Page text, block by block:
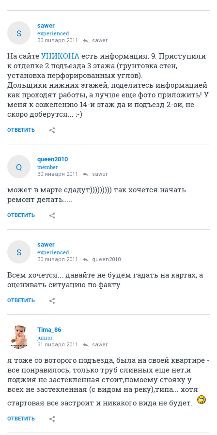
S
sawer
experienced
30 января 2011 sawer
На сайте УНИКОНА есть информация: 9. Приступили
к отделке 2 подъезда 3 этажа (грунтовка стен,
установка перфорированных углов).
Дольщики нижних этажей, поделитесь информацией
как проходят работы, а лучше еще фото приложить! У
меня к сожелению 14-й этаж да и подъезд 2-ой, не
скоро доберутся... :-)
ОТВЕТИТЬ
Q
queen2010
member
30 января 2011 sawer
может в марте сдадут))))))))) так хочется начать
ремонт делать.....
ОТВЕТИТЬ
S
sawer
experienced
30 января 2011 queen2010
Всем хочется... давайте не будем гадать на картах, а
оценивать ситуацию по факту.
ОТВЕТИТЬ
Tima_86
junior
31 января 2011 sawer
я тоже со воторого подъезда, была на своей квартире -
все понравилось, только труб сливных еще нет,и
лоджия не застекленная стоит,помоему стояку у
всех не застекленная (с видом на реку),типа... хотя
стартовая все застроит и никакого вида не будет.
ОТВЕТИТЬ